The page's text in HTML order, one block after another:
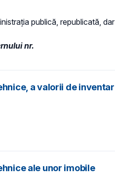
publică, republicată,
nr.
a valorii de
ale unor imobile